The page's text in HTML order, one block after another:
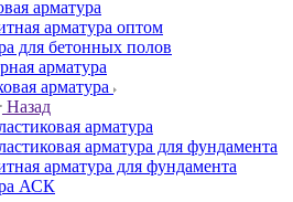
арматура
арматура оптом
для бетонных полов
арматура
арматура
Назад
арматура
арматура для фундамента
арматура для фундамента
АСК